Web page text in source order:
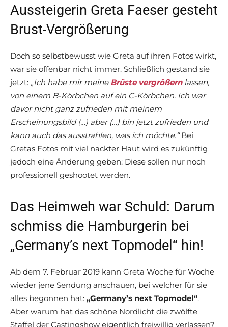
Aussteigerin Greta Faeser gesteht
Brust-Vergrößerung
Doch so selbstbewusst wie Greta auf ihren Fotos wirkt,
war sie offenbar nicht immer. Schließlich gestand sie
jetzt: „Ich habe mir meine Brüste vergrößernlassen,
von einem B-Körbchen auf ein C-Körbchen. Ich war
davor nicht ganz zufrieden mit meinem
Erscheinungsbild (…) aber (…) bin jetzt zufrieden und
kann auch das ausstrahlen, was ich möchte.“Bei
Gretas Fotos mit viel nackter Haut wird es zukünftig
jedoch eine Änderung geben: Diese sollen nur noch
professionell geshootet werden.
Das Heimweh war Schuld: Darum
schmiss die Hamburgerin bei
„Germany’s next Topmodel“ hin!
Ab dem 7. Februar 2019 kann Greta Woche für Woche
wieder jene Sendung anschauen, bei welcher für sie
alles begonnen hat: „Germany’s next Topmodel“.
Aber warum hat das schöne Nordlicht die zwölfte
Staffel der Castingshow eigentlich freiwillig verlassen?